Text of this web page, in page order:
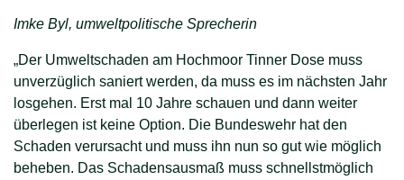
Imke Byl, umweltpolitische Sprecherin
„Der Umweltschaden am Hochmoor Tinner Dose muss
unverzüglich saniert werden, da muss es im nächsten Jahr
losgehen. Erst mal 10 Jahre schauen und dann weiter
überlegen ist keine Option. Die Bundeswehr hat den
Schaden verursacht und muss ihn nun so gut wie möglich
beheben. Das Schadensausmaß muss schnellstmöglich